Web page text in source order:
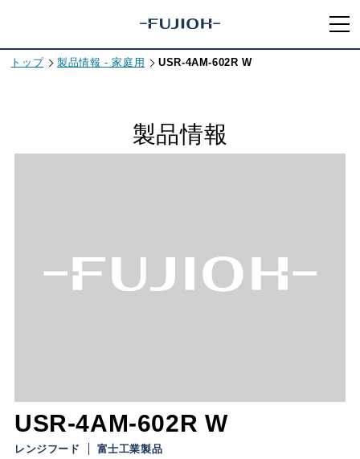
トップ 製品情報 - 家庭用 USR-4AM-602R W
製品情報
USR-4AM-602R W
レンジフード 富士工業製品